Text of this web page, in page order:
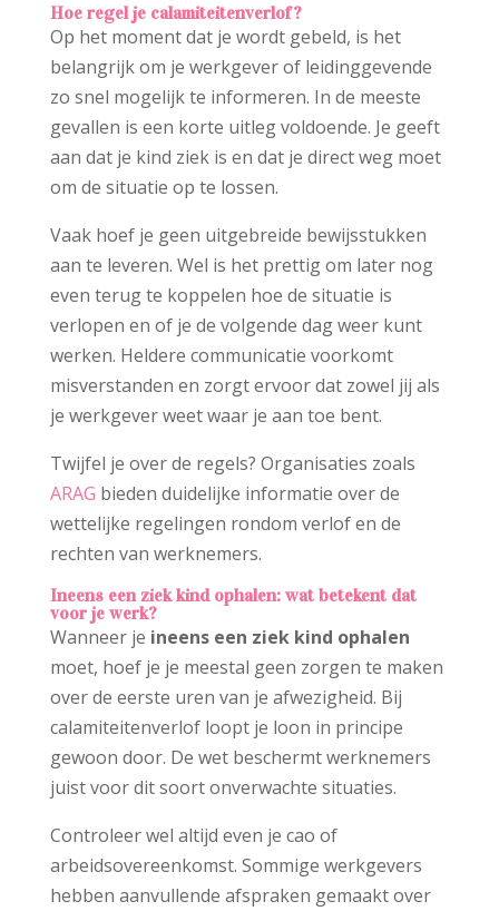
Hoe regel je calamiteitenverlof?
Op het moment dat je wordt gebeld, is het
belangrijk om je werkgever of leidinggevende
zo snel mogelijk te informeren. In de meeste
gevallen is een korte uitleg voldoende. Je geeft
aan dat je kind ziek is en dat je direct weg moet
om de situatie op te lossen.
Vaak hoef je geen uitgebreide bewijsstukken
aan te leveren. Wel is het prettig om later nog
even terug te koppelen hoe de situatie is
verlopen en of je de volgende dag weer kunt
werken. Heldere communicatie voorkomt
misverstanden en zorgt ervoor dat zowel jij als
je werkgever weet waar je aan toe bent.
Twijfel je over de regels? Organisaties zoals
ARAG bieden duidelijke informatie over de
wettelijke regelingen rondom verlof en de
rechten van werknemers.
Ineens een ziek kind ophalen: wat betekent dat
voor je werk?
Wanneer je ineens een ziek kind ophalen
moet, hoef je je meestal geen zorgen te maken
over de eerste uren van je afwezigheid. Bij
calamiteitenverlof loopt je loon in principe
gewoon door. De wet beschermt werknemers
juist voor dit soort onverwachte situaties.
Controleer wel altijd even je cao of
arbeidsovereenkomst. Sommige werkgevers
hebben aanvullende afspraken gemaakt over